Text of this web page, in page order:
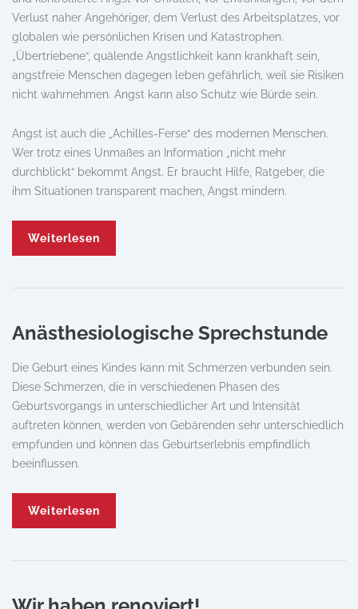
Verlust naher Angehöriger, dem Verlust des Arbeitsplatzes, vor
globalen wie persönlichen Krisen und Katastrophen.
„Übertriebene“, quälende Angstlichkeit kann krankhaft sein,
angstfreie Menschen dagegen leben gefährlich, weil sie Risiken
nicht wahrnehmen. Angst kann also Schutz wie Bürde sein.
Angst ist auch die „Achilles-Ferse“ des modernen Menschen.
Wer trotz eines Unmaßes an Information „nicht mehr
durchblickt“ bekommt Angst. Er braucht Hilfe, Ratgeber, die
ihm Situationen transparent machen, Angst mindern.
Weiterlesen
Anästhesiologische Sprechstunde
Die Geburt eines Kindes kann mit Schmerzen verbunden sein.
Diese Schmerzen, die in verschiedenen Phasen des
Geburtsvorgangs in unterschiedlicher Art und Intensität
auftreten können, werden von Gebärenden sehr unterschiedlich
empfunden und können das Geburtserlebnis empfindlich
beeinflussen.
Weiterlesen